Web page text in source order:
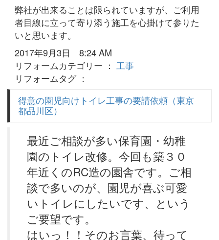
弊社が出来ることは限られていますが、ご利用
者目線に立って寄り添う施工を心掛けて参りた
いと思います。
2017年9月3日 8:24 AM
リフォームカテゴリー ： 工事
リフォームタグ ：
得意の園児向けトイレ工事の要請依頼（東京
都品川区）
最近ご相談が多い保育園・幼稚
園のトイレ改修。今回も築３０
年近くのRC造の園舎です。ご相
談で多いのが、園児が喜ぶ可愛
いトイレにしたいです、という
ご要望です。
はいっ！！そのお言葉、待って